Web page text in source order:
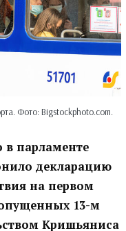
Фото: Bigstockphoto.com.
в парламенте
декларацию
на первом
13-м
Кришьяниса